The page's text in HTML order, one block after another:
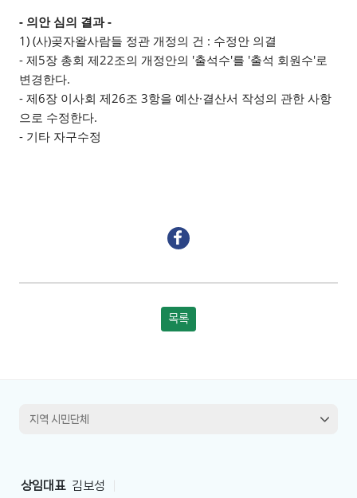
- 의안 심의 결과 -
1) (사)곶자왈사람들 정관 개정의 건 : 수정안 의결
- 제5장 총회 제22조의 개정안의 '출석수'를 '출석 회원수'로
변경한다.
- 제6장 이사회 제26조 3항을 예산·결산서 작성의 관한 사항
으로 수정한다.
- 기타 자구수정
목록
상임대표 김보성